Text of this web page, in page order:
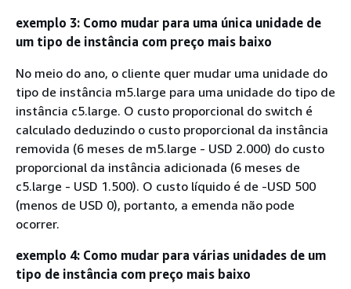
exemplo 3: Como mudar para uma única unidade de
um tipo de instância com preço mais baixo
No meio do ano, o cliente quer mudar uma unidade do
tipo de instância m5.large para uma unidade do tipo de
instância c5.large. O custo proporcional do switch é
calculado deduzindo o custo proporcional da instância
removida (6 meses de m5.large - USD 2.000) do custo
proporcional da instância adicionada (6 meses de
c5.large - USD 1.500). O custo líquido é de -USD 500
(menos de USD 0), portanto, a emenda não pode
ocorrer.
exemplo 4: Como mudar para várias unidades de um
tipo de instância com preço mais baixo